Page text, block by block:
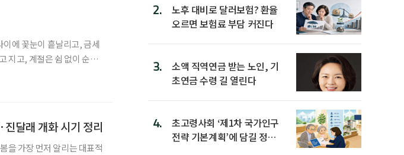
에 꽃눈이 흩날리고, 금세
지고, 계절은 쉼 없이 순환
달래 개화 시기 정리
을 가장 먼저 알리는 대표적
2.
노후 대비로 달러보험? 환율
오르면 보험료 부담 커진다
3.
소액 직역연금 받는 노인, 기
초연금 수령 길 열린다
4.
초고령사회 ‘제1차 국가인구
전략 기본계획’에 담길 정책